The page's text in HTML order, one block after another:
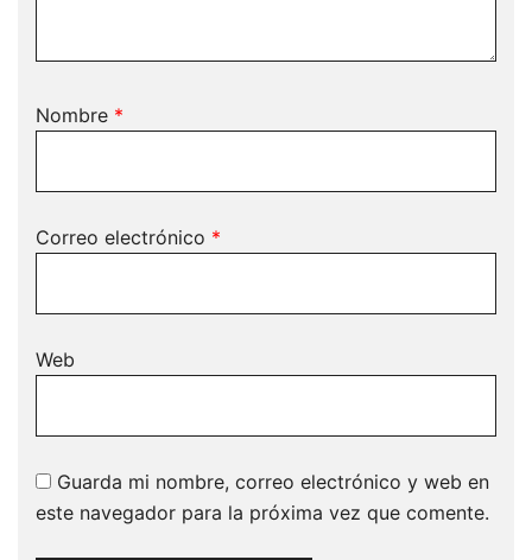
Nombre *
Correo electrónico *
Web
Guarda mi nombre, correo electrónico y web en
este navegador para la próxima vez que comente.